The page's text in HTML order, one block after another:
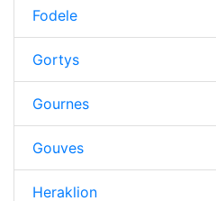
Fodele
Gortys
Gournes
Gouves
Heraklion